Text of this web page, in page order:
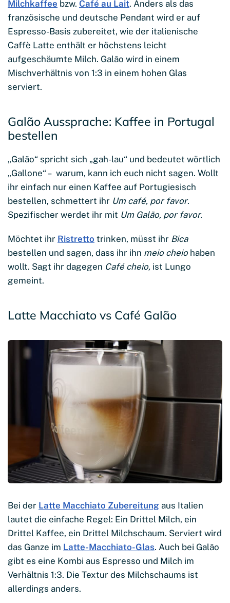
Milchkaffee bzw. Café au Lait. Anders als das
französische und deutsche Pendant wird er auf
Espresso-Basis zubereitet, wie der italienische
Caffè Latte enthält er höchstens leicht
aufgeschäumte Milch. Galão wird in einem
Mischverhältnis von 1:3 in einem hohen Glas
serviert.
Galão Aussprache: Kaffee in Portugal
bestellen
„Galão“ spricht sich „gah-lau“ und bedeutet wörtlich
„Gallone“ – warum, kann ich euch nicht sagen. Wollt
ihr einfach nur einen Kaffee auf Portugiesisch
bestellen, schmettert ihr Um café, por favor.
Spezifischer werdet ihr mit Um Galão, por favor.
Möchtet ihr Ristretto trinken, müsst ihr Bica
bestellen und sagen, dass ihr ihn meio cheio haben
wollt. Sagt ihr dagegen Café cheio, ist Lungo
gemeint.
Latte Macchiato vs Café Galão
Bei der Latte Macchiato Zubereitung aus Italien
lautet die einfache Regel: Ein Drittel Milch, ein
Drittel Kaffee, ein Drittel Milchschaum. Serviert wird
das Ganze im Latte-Macchiato-Glas. Auch bei Galão
gibt es eine Kombi aus Espresso und Milch im
Verhältnis 1:3. Die Textur des Milchschaums ist
allerdings anders.